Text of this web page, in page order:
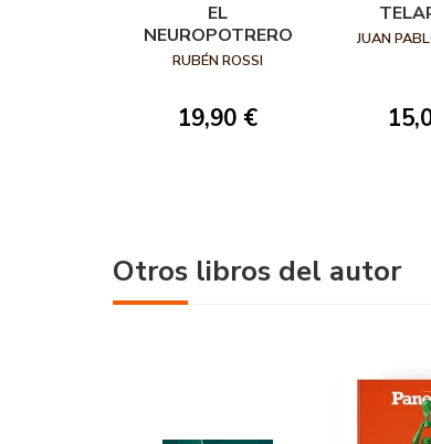
EL
NEUROPOTRERO
RUBÉN ROSSI
19,90 €
JUAN
Otros libros del autor